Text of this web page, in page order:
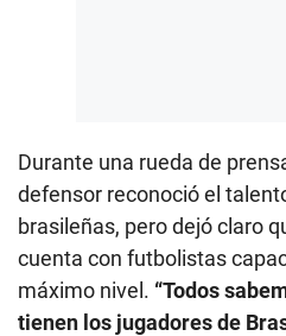
Durante una rueda de
defensor reconoció el
brasileñas, pero dejó claro
cuenta con futbolistas
máximo nivel. “Todos
tienen los jugadores de